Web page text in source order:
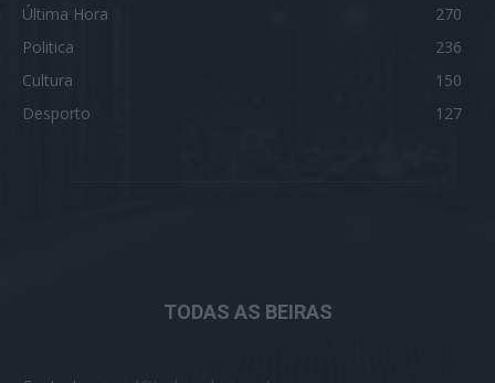
Última Hora
270
Politica
236
Cultura
150
Desporto
127
TODAS AS BEIRAS